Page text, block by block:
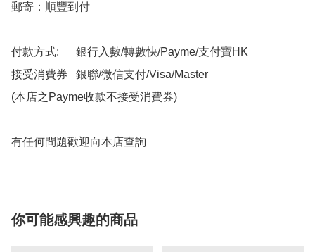
郵寄：順豐到付
付款方式:      銀行入數/轉數快/Payme/支付寶HK
接受消費券   銀聯/微信支付/Visa/Master
(本店之Payme收款不接受消費券)
有任何問題歡迎向本店查詢
你可能感興趣的商品